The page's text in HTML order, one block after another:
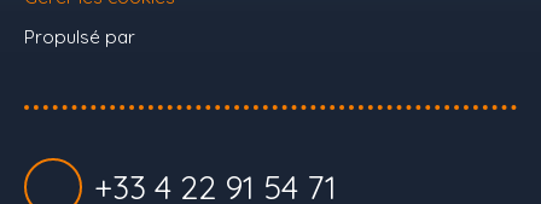
Propulsé par
+33 4 22 91 54 71